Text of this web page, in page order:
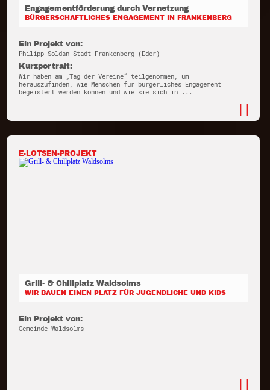
Engagementförderung durch Vernetzung
BÜRGERSCHAFTLICHES ENGAGEMENT IN FRANKENBERG
Ein Projekt von:
Philipp-Soldan-Stadt Frankenberg (Eder)
Kurzportrait:
Wir haben am „Tag der Vereine“ teilgenommen, um
herauszufinden, wie Menschen für bürgerliches Engagement
begeistert werden können und wie sie sich in ...
E-LOTSEN-PROJEKT
Grill- & Chillplatz Waldsolms
WIR BAUEN EINEN PLATZ FÜR JUGENDLICHE UND KIDS
Ein Projekt von:
Gemeinde Waldsolms